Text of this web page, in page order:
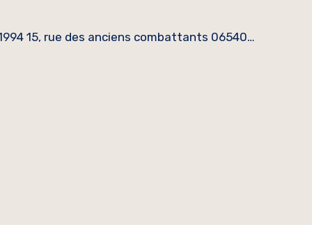
15, rue des anciens combattants 06540…